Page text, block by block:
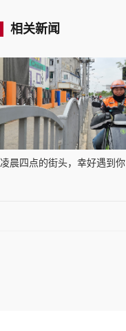
相关新闻
凌晨四点的街头，幸好遇到你